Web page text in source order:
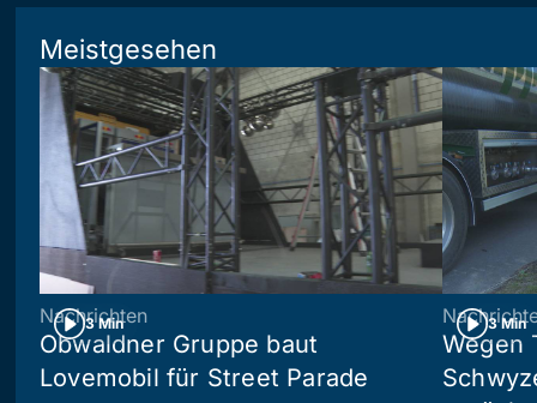
Meistgesehen
3 Min
Nachrichten
Obwaldner Gruppe baut
Lovemobil für Street Parade
3 Min
Wegen